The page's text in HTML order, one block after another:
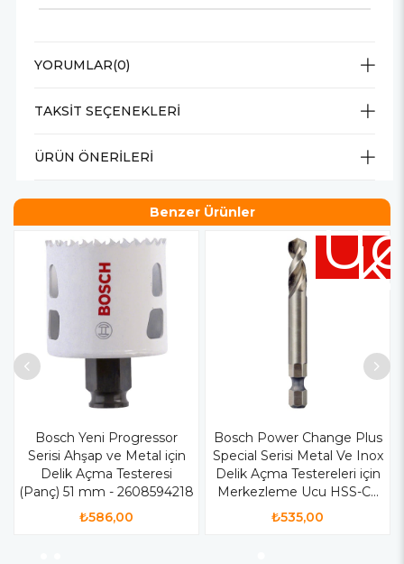
YORUMLAR(0)
TAKSIT SEÇENEKLERI
ÜRÜN ÖNERILERI
Benzer Ürünler
Bosch Yeni Progressor
Serisi Ahşap ve Metal için
Delik Açma Testeresi
(Panç) 51 mm - 2608594218
₺586,00
Bosch Power Change Plus
Special Serisi Metal Ve Inox
Delik Açma Testereleri için
Merkezleme Ucu HSS-Co
65 mm - 2608594257
₺535,00